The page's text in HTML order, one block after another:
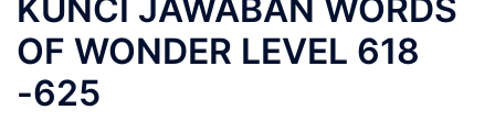
KUNCI JAWABAN WORDS
OF WONDER LEVEL 618
-625